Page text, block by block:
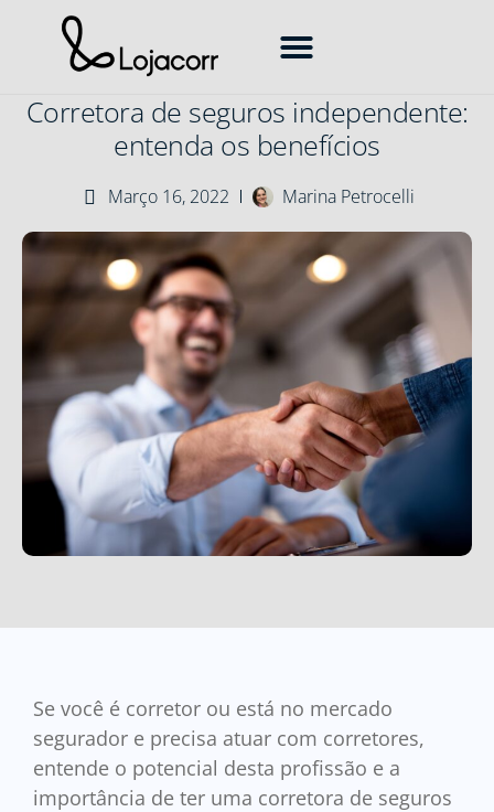
Corretora de seguros independente:
entenda os benefícios
Março 16, 2022 Marina Petrocelli
Se você é corretor ou está no mercado
segurador e precisa atuar com corretores,
entende o potencial desta profissão e a
importância de ter uma corretora de seguros